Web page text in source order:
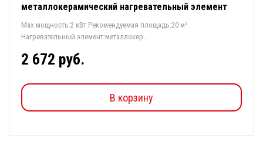
металлокерамический нагревательный элемент
Max мощность:2 кВт Рекомендуемая площадь:20 м²
Нагревательный элемент:металлокер...
2 672 руб.
В корзину